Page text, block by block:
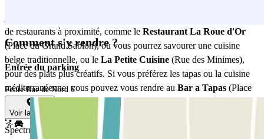
de restaurants à proximité, comme le Restaurant La Roue d'Or
(Place du Grand Sablon), où vous pourrez savourer une cuisine
belge traditionnelle, ou le La Petite Cuisine (Rue des Minimes),
pour des plats plus créatifs. Si vous préférez les tapas ou la cuisine
méditerranéenne, vous pouvez vous rendre au Bar a Tapas (Place
de la Bourse). Si vous souhaitez passer la nuit dans les environs,
plusieurs hôtels se trouvent à proximité du parking INDIGO
Spectrum, comme l’Hôtel Amigo (Rue de l’Amigo), qui combine
Comment s'y rendre ?
Entrée du parking
Petite Rue de Nord 6
Voir la carte